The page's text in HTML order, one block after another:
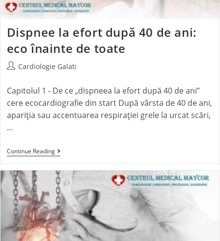
Dispnee la efort după 40 de ani:
eco înainte de toate
Cardiologie Galati
Capitolul 1 - De ce „dispneea la efort după 40 de ani”
cere ecocardiografie din start După vârsta de 40 de ani,
apariția sau accentuarea respirației grele la urcat scări,
…
Continue Reading